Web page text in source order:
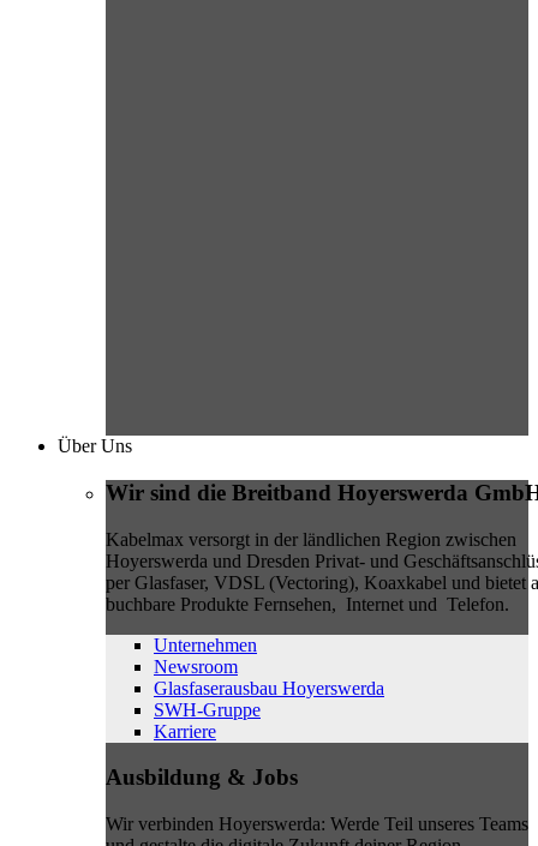
Über Uns
Wir sind die Breitband Hoyerswerda
Kabelmax versorgt in der ländlichen Region zwischen
Hoyerswerda und Dresden Privat- und
per Glasfaser, VDSL (Vectoring), Koaxkabel und bietet
buchbare Produkte Fernsehen, Internet und Telefon.
Unternehmen
Newsroom
Glasfaserausbau Hoyerswerda
SWH-Gruppe
Karriere
Ausbildung & Jobs
Wir verbinden Hoyerswerda: Werde Teil unseres Teams